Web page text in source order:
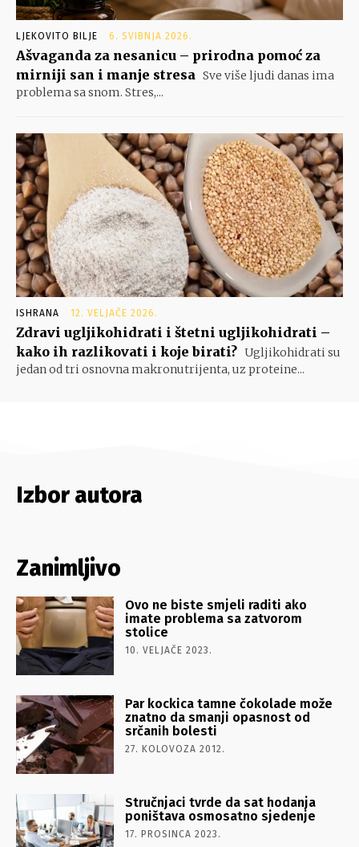
LJEKOVITO BILJE 6. SVIBNJA 2026.
Ašvaganda za nesanicu – prirodna pomoć za
mirniji san i manje stresa Sve više ljudi danas ima
problema sa snom. Stres,...
ISHRANA 12. VELJAČE 2026.
Zdravi ugljikohidrati i štetni ugljikohidrati –
kako ih razlikovati i koje birati? Ugljikohidrati su
jedan od tri osnovna makronutrijenta, uz proteine...
Izbor autora
Zanimljivo
Ovo ne biste smjeli raditi ako
imate problema sa zatvorom
stolice
10. VELJAČE 2023.
Par kockica tamne čokolade može
znatno da smanji opasnost od
srčanih bolesti
27. KOLOVOZA 2012.
Stručnjaci tvrde da sat hodanja
poništava osmosatno sjedenje
17. PROSINCA 2023.